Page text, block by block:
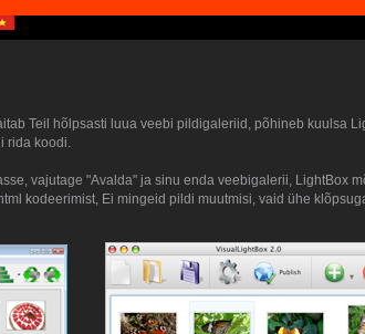
Teil hõlpsasti luua veebi pildigaleriid, põhineb kuulsa
rida koodi.
vajutage "Avalda" ja sinu enda veebigalerii, LightBox
kodeerimist, Ei mingeid pildi muutmisi, vaid ühe